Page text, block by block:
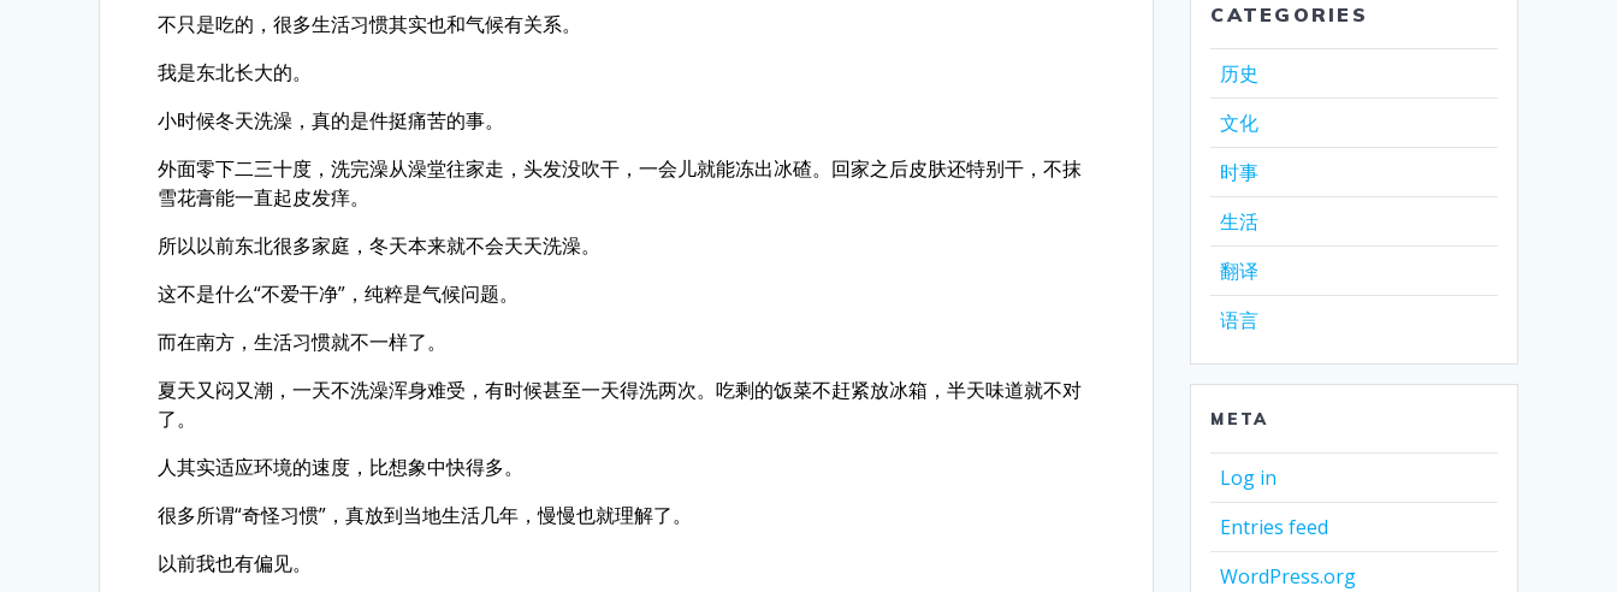
不只是吃的，很多生活习惯其实也和气候有关系。
我是东北长大的。
小时候冬天洗澡，真的是件挺痛苦的事。
外面零下二三十度，洗完澡从澡堂往家走，头发没吹干，一会儿就能冻出冰碴。回家之后皮肤还特别干，不抹
雪花膏能一直起皮发痒。
所以以前东北很多家庭，冬天本来就不会天天洗澡。
这不是什么“不爱干净”，纯粹是气候问题。
而在南方，生活习惯就不一样了。
夏天又闷又潮，一天不洗澡浑身难受，有时候甚至一天得洗两次。吃剩的饭菜不赶紧放冰箱，半天味道就不对
了。
人其实适应环境的速度，比想象中快得多。
很多所谓“奇怪习惯”，真放到当地生活几年，慢慢也就理解了。
以前我也有偏见。
CATEGORIES
历史
文化
时事
生活
翻译
语言
META
Log in
Entries feed
WordPress.org